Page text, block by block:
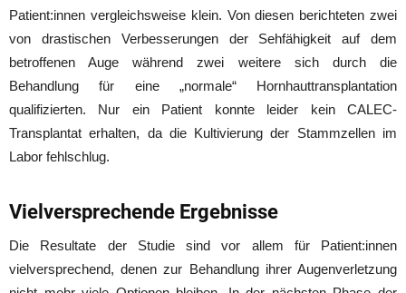
Patient:innen vergleichsweise klein. Von diesen berichteten zwei
von drastischen Verbesserungen der Sehfähigkeit auf dem
betroffenen Auge während zwei weitere sich durch die
Behandlung für eine „normale“ Hornhauttransplantation
qualifizierten. Nur ein Patient konnte leider kein CALEC-
Transplantat erhalten, da die Kultivierung der Stammzellen im
Labor fehlschlug.
Vielversprechende Ergebnisse
Die Resultate der Studie sind vor allem für Patient:innen
vielversprechend, denen zur Behandlung ihrer Augenverletzung